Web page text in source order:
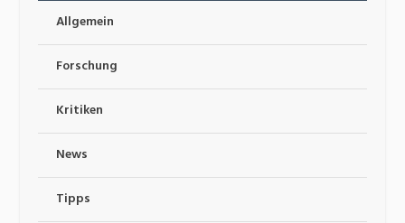
Allgemein
Forschung
Kritiken
News
Tipps